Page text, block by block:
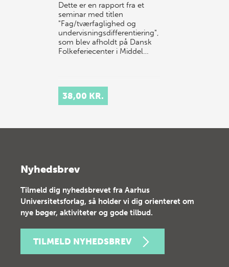
Dette er en rapport fra et
seminar med titlen
"Fag/tværfaglighed og
undervisningsdifferentiering",
som blev afholdt på Dansk
Folkeferiecenter i Middel…
38,00 KR.
Nyhedsbrev
Tilmeld dig nyhedsbrevet fra Aarhus
Universitetsforlag, så holder vi dig orienteret om
nye bøger, aktiviteter og gode tilbud.
TILMELD NYHEDSBREV